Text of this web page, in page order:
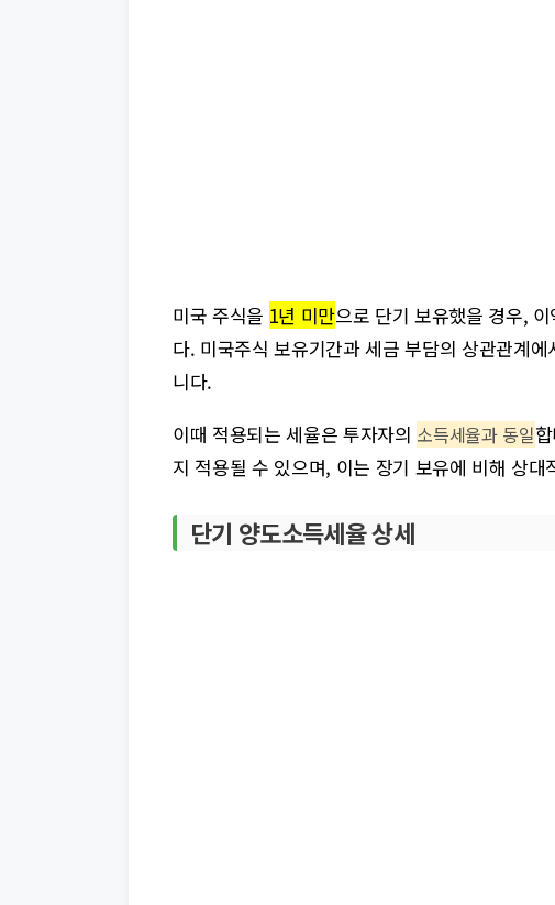
미국 주식을 1년 미만으로 단기 보유했을 경우,
다. 미국주식 보유기간과 세금 부담의 상관관계
니다.
이때 적용되는 세율은 투자자의 소득세율과 동일
지 적용될 수 있으며, 이는 장기 보유에 비해 상대
단기 양도소득세율 상세